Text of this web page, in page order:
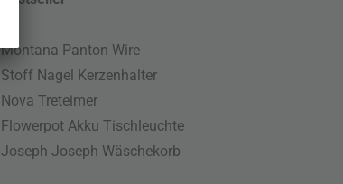
Montana Panton Wire
Stoff Nagel Kerzenhalter
Nova Treteimer
Flowerpot Akku Tischleuchte
Joseph Joseph Wäschekorb